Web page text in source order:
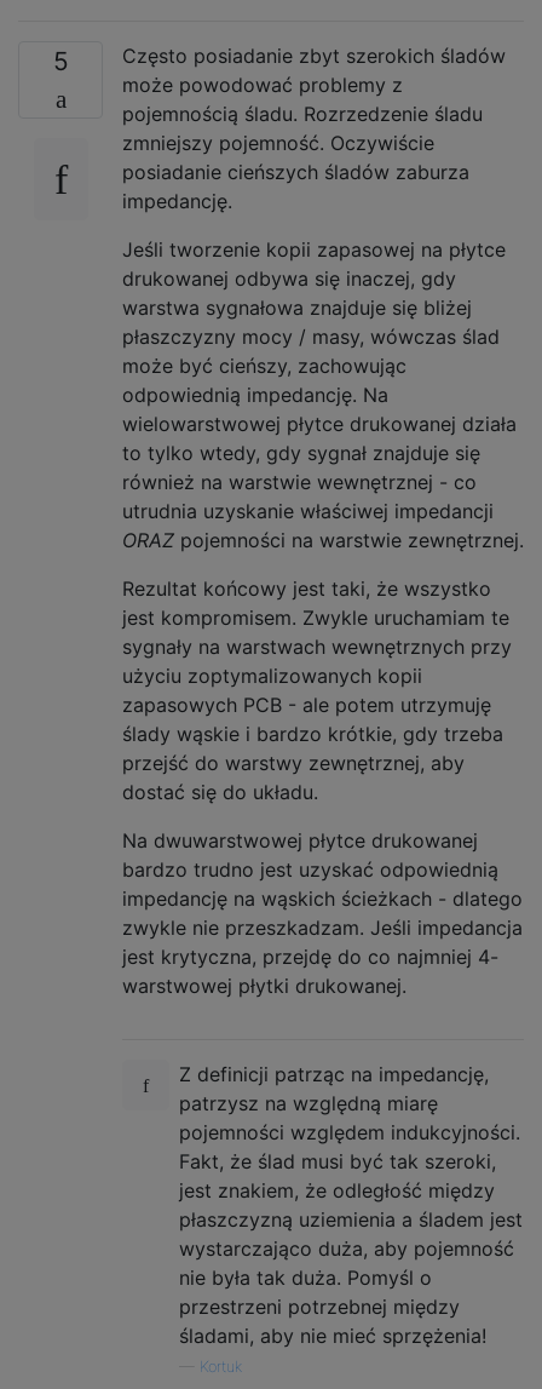
5
Często posiadanie zbyt szerokich śladów
może powodować problemy z
pojemnością śladu. Rozrzedzenie śladu
zmniejszy pojemność. Oczywiście
posiadanie cieńszych śladów zaburza
impedancję.
Jeśli tworzenie kopii zapasowej na płytce
drukowanej odbywa się inaczej, gdy
warstwa sygnałowa znajduje się bliżej
płaszczyzny mocy / masy, wówczas ślad
może być cieńszy, zachowując
odpowiednią impedancję. Na
wielowarstwowej płytce drukowanej działa
to tylko wtedy, gdy sygnał znajduje się
również na warstwie wewnętrznej - co
utrudnia uzyskanie właściwej impedancji
ORAZ pojemności na warstwie zewnętrznej.
Rezultat końcowy jest taki, że wszystko
jest kompromisem. Zwykle uruchamiam te
sygnały na warstwach wewnętrznych przy
użyciu zoptymalizowanych kopii
zapasowych PCB - ale potem utrzymuję
ślady wąskie i bardzo krótkie, gdy trzeba
przejść do warstwy zewnętrznej, aby
dostać się do układu.
Na dwuwarstwowej płytce drukowanej
bardzo trudno jest uzyskać odpowiednią
impedancję na wąskich ścieżkach - dlatego
zwykle nie przeszkadzam. Jeśli impedancja
jest krytyczna, przejdę do co najmniej 4-
warstwowej płytki drukowanej.
Z definicji patrząc na impedancję,
patrzysz na względną miarę
pojemności względem indukcyjności.
Fakt, że ślad musi być tak szeroki,
jest znakiem, że odległość między
płaszczyzną uziemienia a śladem jest
wystarczająco duża, aby pojemność
nie była tak duża. Pomyśl o
przestrzeni potrzebnej między
śladami, aby nie mieć sprzężenia!
Kortuk